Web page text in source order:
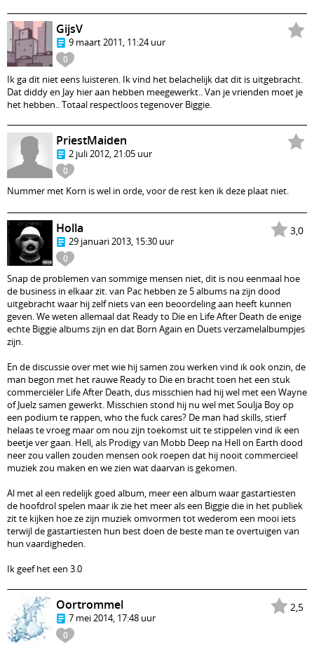
0
GijsV
9 maart 2011, 11:24 uur
Ik ga dit niet eens luisteren. Ik vind het belachelijk dat dit is uitgebracht.
Dat diddy en Jay hier aan hebben meegewerkt.. Van je vrienden moet je
het hebben.. Totaal respectloos tegenover Biggie.
0
PriestMaiden
2 juli 2012, 21:05 uur
Nummer met Korn is wel in orde, voor de rest ken ik deze plaat niet.
3,0
0
Holla
29 januari 2013, 15:30 uur
Snap de problemen van sommige mensen niet, dit is nou eenmaal hoe
de business in elkaar zit. van Pac hebben ze 5 albums na zijn dood
uitgebracht waar hij zelf niets van een beoordeling aan heeft kunnen
geven. We weten allemaal dat Ready to Die en Life After Death de enige
echte Biggie albums zijn en dat Born Again en Duets verzamelalbumpjes
zijn.
En de discussie over met wie hij samen zou werken vind ik ook onzin, de
man begon met het rauwe Ready to Die en bracht toen het een stuk
commerciëler Life After Death, dus misschien had hij wel met een Wayne
of Juelz samen gewerkt. Misschien stond hij nu wel met Soulja Boy op
een podium te rappen, who the fuck cares? De man had skills, stierf
helaas te vroeg maar om nou zijn toekomst uit te stippelen vind ik een
beetje ver gaan. Hell, als Prodigy van Mobb Deep na Hell on Earth dood
neer zou vallen zouden mensen ook roepen dat hij nooit commercieel
muziek zou maken en we zien wat daarvan is gekomen.
Al met al een redelijk goed album, meer een album waar gastartiesten
de hoofdrol spelen maar ik zie het meer als een Biggie die in het publiek
zit te kijken hoe ze zijn muziek omvormen tot wederom een mooi iets
terwijl de gastartiesten hun best doen de beste man te overtuigen van
hun vaardigheden.
Ik geef het een 3.0
2,5
0
Oortrommel
7 mei 2014, 17:48 uur